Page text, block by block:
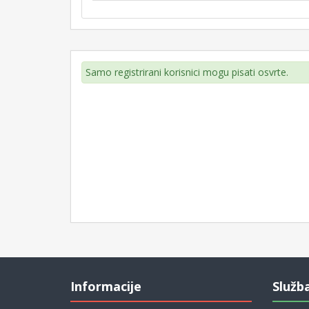
Samo registrirani korisnici mogu pisati osvrte.
Informacije